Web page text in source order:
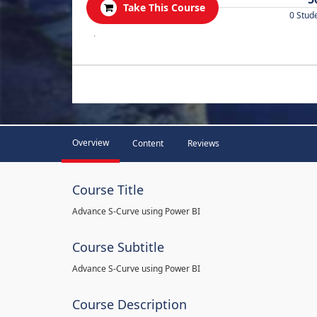
Take This Course
0
.
Overview Content Reviews
Course Title
Advance S-Curve using Power BI
Course Subtitle
Advance S-Curve using Power BI
Course Description